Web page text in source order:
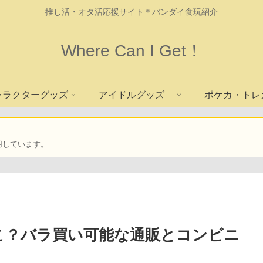
推し活・オタ活応援サイト＊バンダイ食玩紹介
Where Can I Get！
ラクターグッズ アイドルグッズ ポケカ・トレ
ています。
バラ買い可能な通販とコンビニ